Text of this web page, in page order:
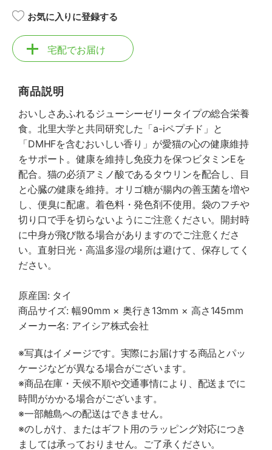
お気に入りに登録する
宅配でお届け
商品説明
おいしさあふれるジューシーゼリータイプの総合栄養
食。北里大学と共同研究した「a-iペプチド」と
「DMHFを含むおいしい香り」が愛猫の心の健康維持
をサポート。健康を維持し免疫力を保つビタミンEを
配合。猫の必須アミノ酸であるタウリンを配合し、目
と心臓の健康を維持。オリゴ糖が腸内の善玉菌を増や
し、便臭に配慮。着色料・発色剤不使用。袋のフチや
切り口で手を切らないようにご注意ください。開封時
に中身が飛び散る場合がありますのでご注意くださ
い。直射日光・高温多湿の場所は避けて、保存してく
ださい。
原産国: タイ
商品サイズ: 幅90mm × 奥行き13mm × 高さ145mm
メーカー名: アイシア株式会社
※写真はイメージです。実際にお届けする商品とパッ
ケージなどが異なる場合がございます。
※商品在庫・天候不順や交通事情により、配送までに
時間がかかる場合がございます。
※一部離島への配送はできません。
※のしがけ、またはギフト用のラッピング対応につき
ましては承っておりません。ご了承ください。